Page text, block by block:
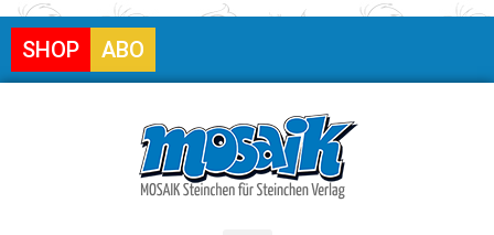
SHOP ABO